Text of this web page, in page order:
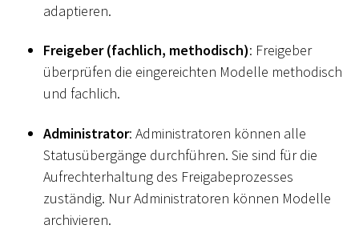
adaptieren.
Freigeber (fachlich, methodisch): Freigeber
überprüfen die eingereichten Modelle methodisch
und fachlich.
Administrator: Administratoren können alle
Statusübergänge durchführen. Sie sind für die
Aufrechterhaltung des Freigabeprozesses
zuständig. Nur Administratoren können Modelle
archivieren.